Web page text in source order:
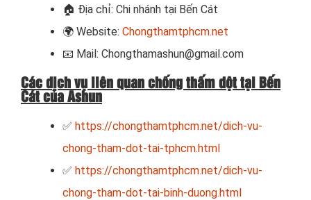
🏠 Địa chỉ: Chi nhánh tại Bến Cát
🌍 Website: Chongthamtphcm.net
📧 Mail: Chongthamashun@gmail.com
Các dịch vụ liên quan chống thấm dột tại Bến
Cát của Ashun
✅ https://chongthamtphcm.net/dich-vu-
chong-tham-dot-tai-tphcm.html
✅ https://chongthamtphcm.net/dich-vu-
chong-tham-dot-tai-binh-duong.html